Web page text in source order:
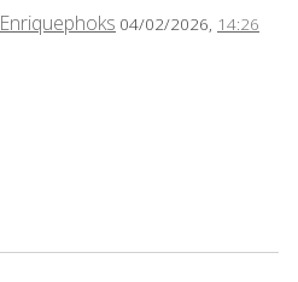
Enriquephoks 04/02/2026, 14:26